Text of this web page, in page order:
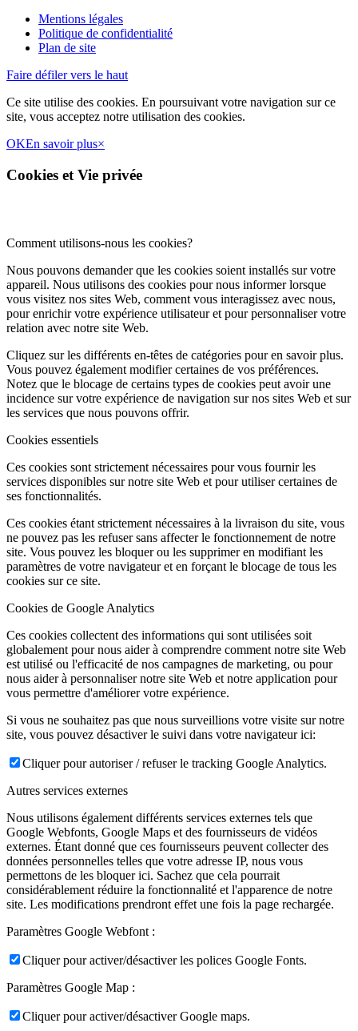
Mentions légales
Politique de confidentialité
Plan de site
Faire défiler vers le haut
Ce site utilise des cookies. En poursuivant votre navigation sur ce
site, vous acceptez notre utilisation des cookies.
OKEn savoir plus×
Cookies et Vie privée
Comment utilisons-nous les cookies?
Nous pouvons demander que les cookies soient installés sur votre
appareil. Nous utilisons des cookies pour nous informer lorsque
vous visitez nos sites Web, comment vous interagissez avec nous,
pour enrichir votre expérience utilisateur et pour personnaliser votre
relation avec notre site Web.
Cliquez sur les différents en-têtes de catégories pour en savoir plus.
Vous pouvez également modifier certaines de vos préférences.
Notez que le blocage de certains types de cookies peut avoir une
incidence sur votre expérience de navigation sur nos sites Web et sur
les services que nous pouvons offrir.
Cookies essentiels
Ces cookies sont strictement nécessaires pour vous fournir les
services disponibles sur notre site Web et pour utiliser certaines de
ses fonctionnalités.
Ces cookies étant strictement nécessaires à la livraison du site, vous
ne pouvez pas les refuser sans affecter le fonctionnement de notre
site. Vous pouvez les bloquer ou les supprimer en modifiant les
paramètres de votre navigateur et en forçant le blocage de tous les
cookies sur ce site.
Cookies de Google Analytics
Ces cookies collectent des informations qui sont utilisées soit
globalement pour nous aider à comprendre comment notre site Web
est utilisé ou l'efficacité de nos campagnes de marketing, ou pour
nous aider à personnaliser notre site Web et notre application pour
vous permettre d'améliorer votre expérience.
Si vous ne souhaitez pas que nous surveillions votre visite sur notre
site, vous pouvez désactiver le suivi dans votre navigateur ici:
Cliquer pour autoriser / refuser le tracking Google Analytics.
Autres services externes
Nous utilisons également différents services externes tels que
Google Webfonts, Google Maps et des fournisseurs de vidéos
externes. Étant donné que ces fournisseurs peuvent collecter des
données personnelles telles que votre adresse IP, nous vous
permettons de les bloquer ici. Sachez que cela pourrait
considérablement réduire la fonctionnalité et l'apparence de notre
site. Les modifications prendront effet une fois la page rechargée.
Paramètres Google Webfont :
Cliquer pour activer/désactiver les polices Google Fonts.
Paramètres Google Map :
Cliquer pour activer/désactiver Google maps.